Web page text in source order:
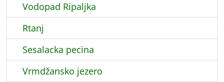
Vodopad Ripaljka
Rtanj
Sesalacka pecina
Vrmdžansko jezero